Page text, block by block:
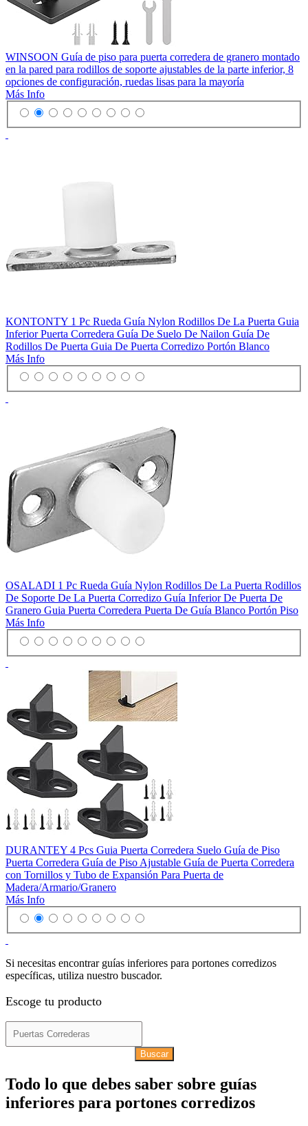
WINSOON Guía de piso para puerta corredera de granero montado
en la pared para rodillos de soporte ajustables de la parte inferior, 8
opciones de configuración, ruedas lisas para la mayoría
Más Info
KONTONTY 1 Pc Rueda Guía Nylon Rodillos De La Puerta Guia
Inferior Puerta Corredera Guía De Suelo De Nailon Guía De
Rodillos De Puerta Guia De Puerta Corredizo Portón Blanco
Más Info
OSALADI 1 Pc Rueda Guía Nylon Rodillos De La Puerta Rodillos
De Soporte De La Puerta Corredizo Guía Inferior De Puerta De
Granero Guia Puerta Corredera Puerta De Guía Blanco Portón Piso
Más Info
DURANTEY 4 Pcs Guia Puerta Corredera Suelo Guía de Piso
Puerta Corredera Guía de Piso Ajustable Guía de Puerta Corredera
con Tornillos y Tubo de Expansión Para Puerta de
Madera/Armario/Granero
Más Info
Si necesitas encontrar guías inferiores para portones corredizos
específicas, utiliza nuestro buscador.
Escoge tu producto
Buscar
Todo lo que debes saber sobre guías
inferiores para portones corredizos